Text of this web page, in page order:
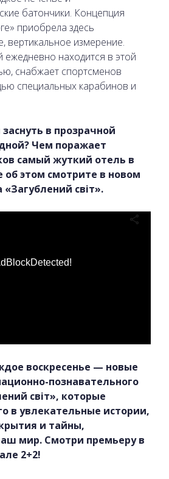
батончики. Концепция
приобрела здесь
вертикальное измерение.
ежедневно находится в этой
снабжает спортсменов
специальных карабинов и
в прозрачной
Чем поражает
самый жуткий отель в
об этом смотрите в новом
світ».
воскресенье — новые
познавательного
світ», которые
в увлекательные истории,
и тайны,
мир. Смотри премьеру в
2+2!